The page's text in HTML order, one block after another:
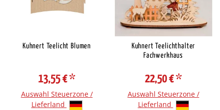
Kuhnert Teelicht Blumen
13,55 €*
Auswahl Steuerzone /
Lieferland
Kuhnert Teelichthalter
Fachwerkhaus
22,50 €*
Auswahl Steuerzone /
Lieferland